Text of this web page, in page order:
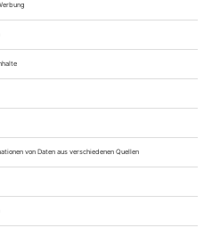
des Highlinings zeigen,
lange nicht an ihre Grenzen
ermöglichen es den
Highlines zu